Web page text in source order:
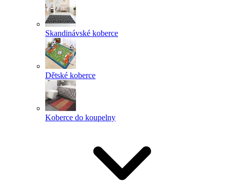
Skandinávské koberce
Dětské koberce
Koberce do koupelny